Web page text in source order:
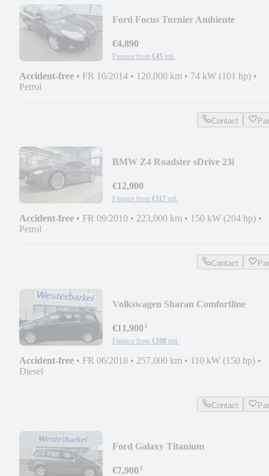
Ford Focus Turnier Ambiente
€4,890
Finance from €45 mtl.
Accident-free • FR 10/2014 • 120,000 km • 74 kW (101 hp) •
Petrol
Contact
BMW Z4 Roadster sDrive 23i
€12,900
Finance from €117 mtl.
Accident-free • FR 09/2010 • 223,000 km • 150 kW (204 hp) •
Petrol
Contact
Volkswagen Sharan Comfortline
€11,900¹
Finance from €108 mtl.
Accident-free • FR 06/2018 • 257,000 km • 110 kW (150 hp) •
Diesel
Contact
Ford Galaxy Titanium
€7,900¹